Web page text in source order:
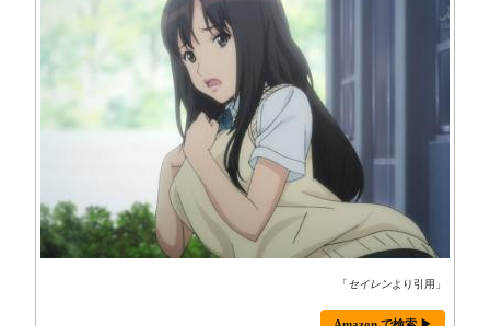
「セイレンより引用」